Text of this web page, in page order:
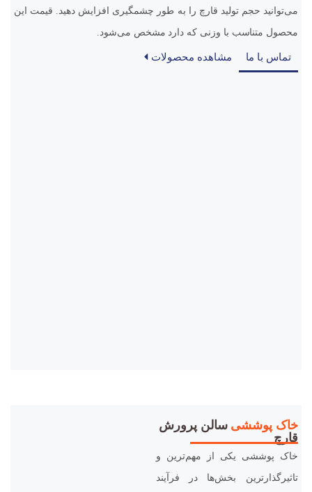
می‌توانید حجم تولید قارچ را به طور چشمگیری افزایش دهید. قیمت این
محصول متناسب با وزنی که دارد مشخص می‌شود.
تماس با ما مشاهده محصولات
خاک پوششیسالن پرورش
قارچ
خاک پوششی یکی از مهم‌ترین و
تاثیرگذارترین بخش‌ها در فرآیند